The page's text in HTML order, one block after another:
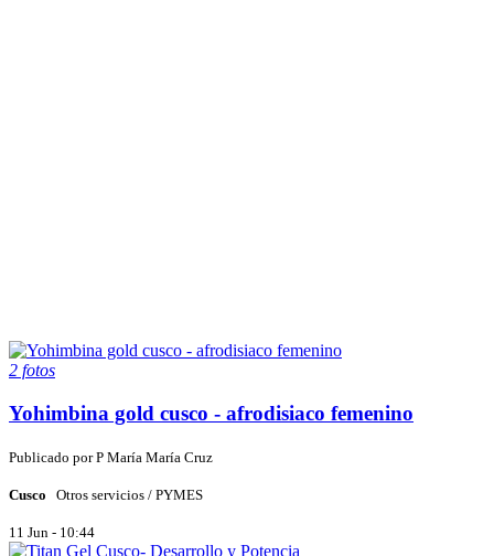
2 fotos
Yohimbina gold cusco - afrodisiaco femenino
Publicado porP María María Cruz
Cusco Otros servicios / PYMES
11 Jun - 10:44